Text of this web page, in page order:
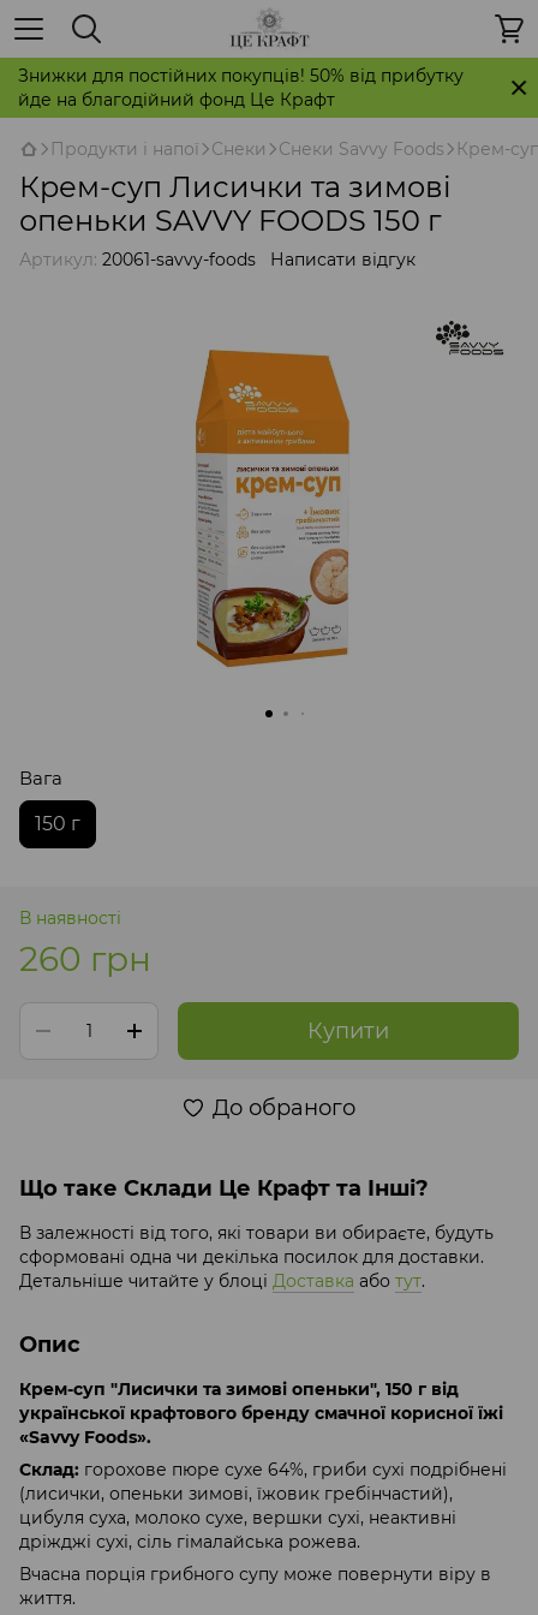
Знижки для постійних покупців! 50% від прибутку
йде на благодійний фонд Це Крафт
Продукти і напої Снеки Снеки Savvy Foods Крем-
Крем-суп Лисички та зимові
опеньки SAVVY FOODS 150 г
Артикул: 20061-savvy-foods Написати відгук
Вага
150 г
В наявності
260 грн
Купити
До обраного
Що таке Склади Це Крафт та Інші?
В залежності від того, які товари ви обираєте, будуть
сформовані одна чи декілька посилок для доставки.
Детальніше читайте у блоці Доставка або тут.
Опис
Крем-суп "Лисички та зимові опеньки", 150 г від
української крафтового бренду смачної корисної їжі
«Savvy Foods».
Склад: горохове пюре сухе 64%, гриби сухі подрібнені
(лисички, опеньки зимові, їжовик гребінчастий),
цибуля суха, молоко сухе, вершки сухі, неактивні
дріжджі сухі, сіль гімалайська рожева.
Вчасна порція грибного супу може повернути віру в
життя.